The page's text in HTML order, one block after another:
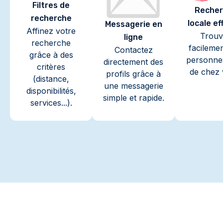
Filtres de
recherche
Affinez votre
recherche
grâce à des
critères
(distance,
disponibilités,
services...).
Messagerie en
ligne
Contactez
directement des
profils grâce à
une messagerie
simple et rapide.
locale
de chez